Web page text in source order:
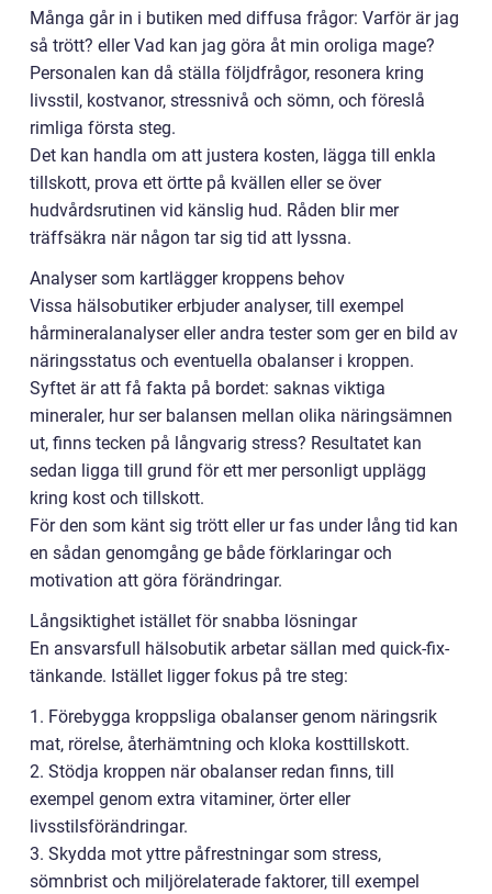
Många går in i butiken med diffusa frågor: Varför är jag
så trött? eller Vad kan jag göra åt min oroliga mage?
Personalen kan då ställa följdfrågor, resonera kring
livsstil, kostvanor, stressnivå och sömn, och föreslå
rimliga första steg.
Det kan handla om att justera kosten, lägga till enkla
tillskott, prova ett örtte på kvällen eller se över
hudvårdsrutinen vid känslig hud. Råden blir mer
träffsäkra när någon tar sig tid att lyssna.
Analyser som kartlägger kroppens behov
Vissa hälsobutiker erbjuder analyser, till exempel
hårmineralanalyser eller andra tester som ger en bild av
näringsstatus och eventuella obalanser i kroppen.
Syftet är att få fakta på bordet: saknas viktiga
mineraler, hur ser balansen mellan olika näringsämnen
ut, finns tecken på långvarig stress? Resultatet kan
sedan ligga till grund för ett mer personligt upplägg
kring kost och tillskott.
För den som känt sig trött eller ur fas under lång tid kan
en sådan genomgång ge både förklaringar och
motivation att göra förändringar.
Långsiktighet istället för snabba lösningar
En ansvarsfull hälsobutik arbetar sällan med quick-fix-
tänkande. Istället ligger fokus på tre steg:
1. Förebygga kroppsliga obalanser genom näringsrik
mat, rörelse, återhämtning och kloka kosttillskott.
2. Stödja kroppen när obalanser redan finns, till
exempel genom extra vitaminer, örter eller
livsstilsförändringar.
3. Skydda mot yttre påfrestningar som stress,
sömnbrist och miljörelaterade faktorer, till exempel